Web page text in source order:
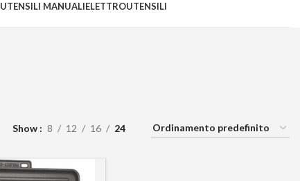
UTENSILI MANUALIELETTROUTENSILI
Show 8 12 16 24